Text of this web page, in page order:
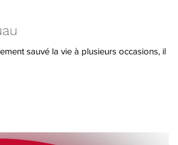
sauvé la vie à plusieurs occasions, il m’a